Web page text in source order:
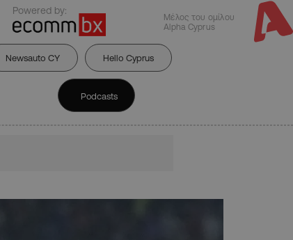
Powered by:
Μέλος του ομίλου
Alpha Cyprus
Newsauto CY Hello Cyprus
Podcasts